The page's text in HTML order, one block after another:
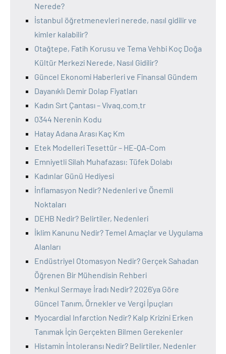
Nerede?
İstanbul öğretmenevleri nerede, nasıl gidilir ve
kimler kalabilir?
Otağtepe, Fatih Korusu ve Tema Vehbi Koç Doğa
Kültür Merkezi Nerede, Nasıl Gidilir?
Güncel Ekonomi Haberleri ve Finansal Gündem
Dayanıklı Demir Dolap Fiyatları
Kadın Sırt Çantası – Vivaq.com.tr
0344 Nerenin Kodu
Hatay Adana Arası Kaç Km
Etek Modelleri Tesettür – HE-QA-Com
Emniyetli Silah Muhafazası: Tüfek Dolabı
Kadınlar Günü Hediyesi
İnflamasyon Nedir? Nedenleri ve Önemli
Noktaları
DEHB Nedir? Belirtiler, Nedenleri
İklim Kanunu Nedir? Temel Amaçlar ve Uygulama
Alanları
Endüstriyel Otomasyon Nedir? Gerçek Sahadan
Öğrenen Bir Mühendisin Rehberi
Menkul Sermaye İradı Nedir? 2026’ya Göre
Güncel Tanım, Örnekler ve Vergi İpuçları
Myocardial Infarction Nedir? Kalp Krizini Erken
Tanımak İçin Gerçekten Bilmen Gerekenler
Histamin İntoleransı Nedir? Belirtiler, Nedenler